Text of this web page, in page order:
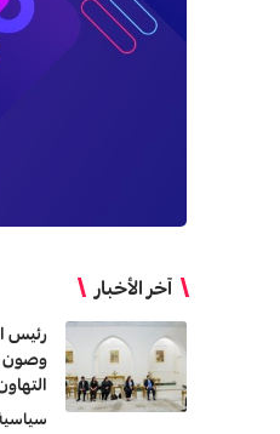
آخر الأخبار
رئيس
وصون